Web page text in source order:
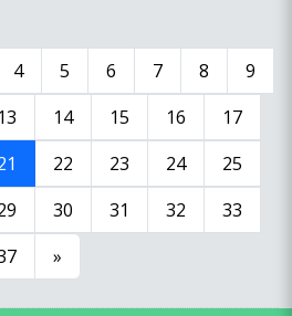
4 5 6 7 8
9
13 14 15 16
17
22 23 24
25
30 31 32
33
»